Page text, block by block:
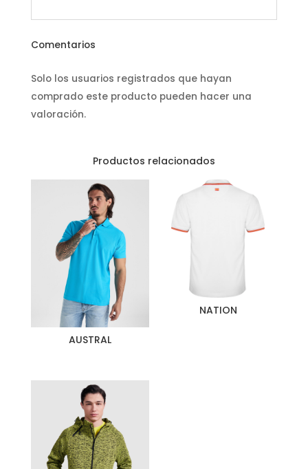
Comentarios
Solo los usuarios registrados que hayan
comprado este producto pueden hacer una
valoración.
Productos relacionados
AUSTRAL
NATION